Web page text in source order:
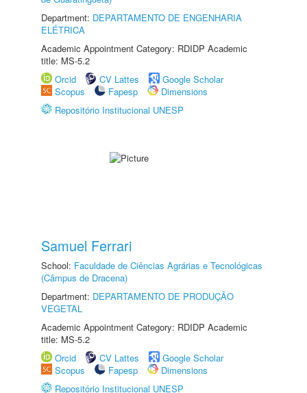
Department: DEPARTAMENTO DE ENGENHARIA
ELÉTRICA
Academic Appointment Category: RDIDP Academic
title: MS-5.2
Orcid
CV Lattes
Google Scholar
Scopus
Fapesp
Dimensions
Repositório Institucional UNESP
Samuel Ferrari
School: Faculdade de Ciências Agrárias e Tecnológicas
(Câmpus de Dracena)
Department: DEPARTAMENTO DE PRODUÇÃO
VEGETAL
Academic Appointment Category: RDIDP Academic
title: MS-5.2
Orcid
CV Lattes
Google Scholar
Scopus
Fapesp
Dimensions
Repositório Institucional UNESP